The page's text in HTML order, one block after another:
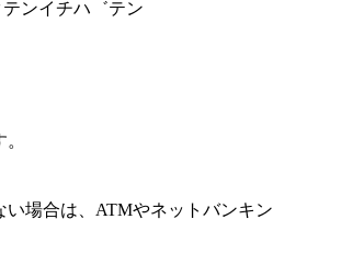
ンイチハ゛テン
場合は、ATMやネットバンキン